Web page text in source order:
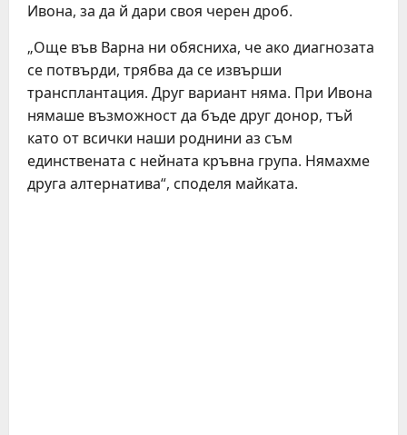
Ивона, за да й дари своя черен дроб.
„Още във Варна ни обясниха, че ако диагнозата
се потвърди, трябва да се извърши
трансплантация. Друг вариант няма. При Ивона
нямаше възможност да бъде друг донор, тъй
като от всички наши роднини аз съм
единствената с нейната кръвна група. Нямахме
друга алтернатива“, споделя майката.